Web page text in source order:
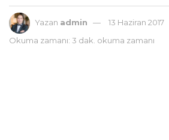
Yazan admin
13 Haziran 2017
Okuma zamanı: 3 dak. okuma zamanı